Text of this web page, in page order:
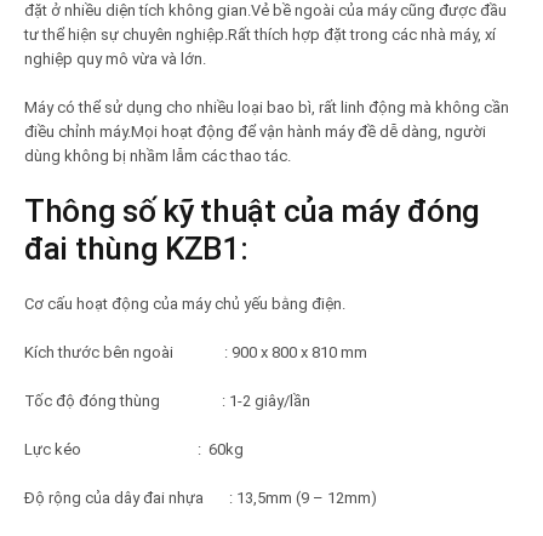
đặt ở nhiều diện tích không gian.Vẻ bề ngoài của máy cũng được đầu
tư thể hiện sự chuyên nghiệp.Rất thích hợp đặt trong các nhà máy, xí
nghiệp quy mô vừa và lớn.
Máy có thể sử dụng cho nhiều loại bao bì, rất linh động mà không cần
điều chỉnh máy.Mọi hoạt động để vận hành máy đề dễ dàng, người
dùng không bị nhầm lẫm các thao tác.
Thông số kỹ thuật của máy đóng
đai thùng KZB1:
Cơ cấu hoạt động của máy chủ yếu bằng điện.
Kích th­ước bên ngoài : 900 x 800 x 810 mm
Tốc độ đóng thùng : 1-2 giây/lần
Lực kéo : 60kg
Độ rộng của dây đai nhựa : 13,5mm (9 – 12mm)